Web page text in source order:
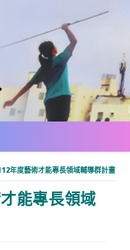
年度藝術才能專長領域輔導群計畫
能專長領域